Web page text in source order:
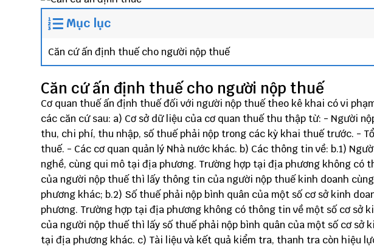
Mục lục
Căn cứ ấn định thuế cho người nộp thuế
Căn cứ ấn định thuế cho người nộp thuế
Cơ quan thuế ấn định thuế đối với người nộp thuế theo kê khai có vi
các căn cứ sau: a) Cơ sở dữ liệu của cơ quan thuế thu thập từ: - Người
thu, chi phí, thu nhập, số thuế phải nộp trong các kỳ khai thuế trước. -
thuế. - Các cơ quan quản lý Nhà nước khác. b) Các thông tin về: b.1)
nghề, cùng qui mô tại địa phương. Trường hợp tại địa phương không có
của người nộp thuế thì lấy thông tin của người nộp thuế kinh doanh
phương khác; b.2) Số thuế phải nộp bình quân của một số cơ sở kinh
phương. Trường hợp tại địa phương không có thông tin về một số cơ sở
của người nộp thuế thì lấy số thuế phải nộp bình quân của một số cơ sở
tại địa phương khác. c) Tài liệu và kết quả kiểm tra, thanh tra còn hiệu